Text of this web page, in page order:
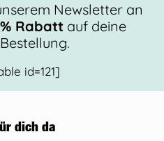
Newsletter an
Rabattauf deine
id=121]
dich da